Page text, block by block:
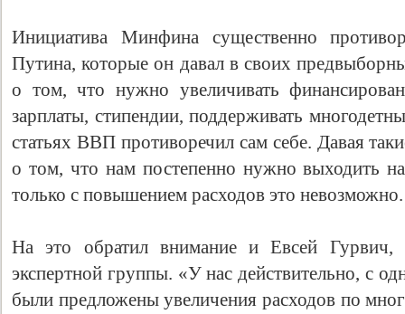
Инициатива Минфина существенно
Путина, которые он давал в своих
о том, что нужно увеличивать
зарплаты, стипендии, поддерживать
статьях ВВП противоречил сам себе. Давая
о том, что нам постепенно нужно выходить
только с повышением расходов это невозможно.
На это обратил внимание и Евсей Гурвич,
экспертной группы. «У нас действительно, с
были предложены увеличения расходов по